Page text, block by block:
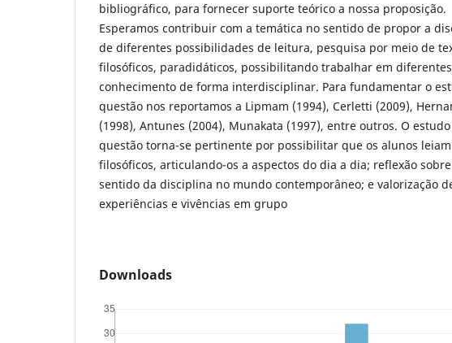
bibliográfico, para fornecer suporte teórico a nossa proposição.
Esperamos contribuir com a temática no sentido de propor a
de diferentes possibilidades de leitura, pesquisa por meio de
filosóficos, paradidáticos, possibilitando trabalhar em
conhecimento de forma interdisciplinar. Para fundamentar o
questão nos reportamos a Lipmam (1994), Cerletti (2009),
(1998), Antunes (2004), Munakata (1997), entre outros. O
questão torna-se pertinente por possibilitar que os alunos
filosóficos, articulando-os a aspectos do dia a dia; reflexão
sentido da disciplina no mundo contemporâneo; e valorização
experiências e vivências em grupo
Downloads